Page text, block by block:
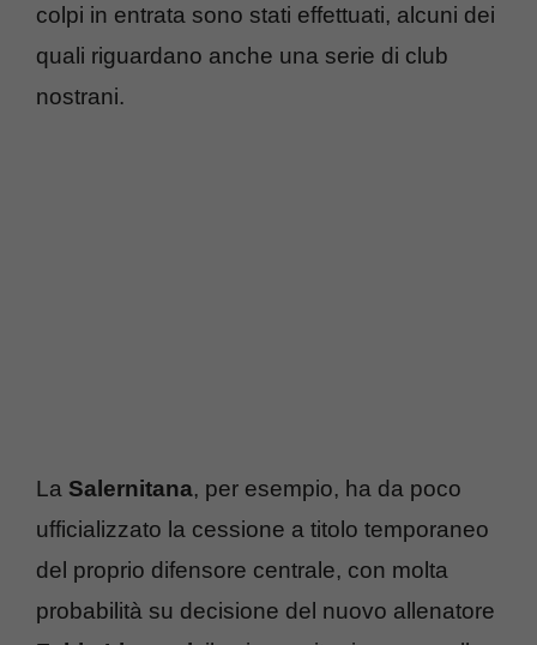
colpi in entrata sono stati effettuati, alcuni dei
quali riguardano anche una serie di club
nostrani.
La Salernitana, per esempio, ha da poco
ufficializzato la cessione a titolo temporaneo
del proprio difensore centrale, con molta
probabilità su decisione del nuovo allenatore